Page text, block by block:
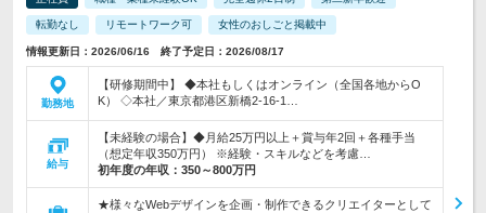
転勤なし リモートワーク可 女性のおしごと掲載中
情報更新日：2026/06/16 終了予定日：2026/08/17
勤務地
【研修期間中】 ◆本社もしくはオンライン（全国各地からO
K） ◇本社／東京都港区新橋2-16-1…
給与
【未経験の場合】◆月給25万円以上＋賞与年2回＋各種手当
（想定年収350万円） ※経験・スキルなどを考慮…
初年度の年収： 350～800万円
★様々なWebデザインを企画・制作できるクリエイターとして